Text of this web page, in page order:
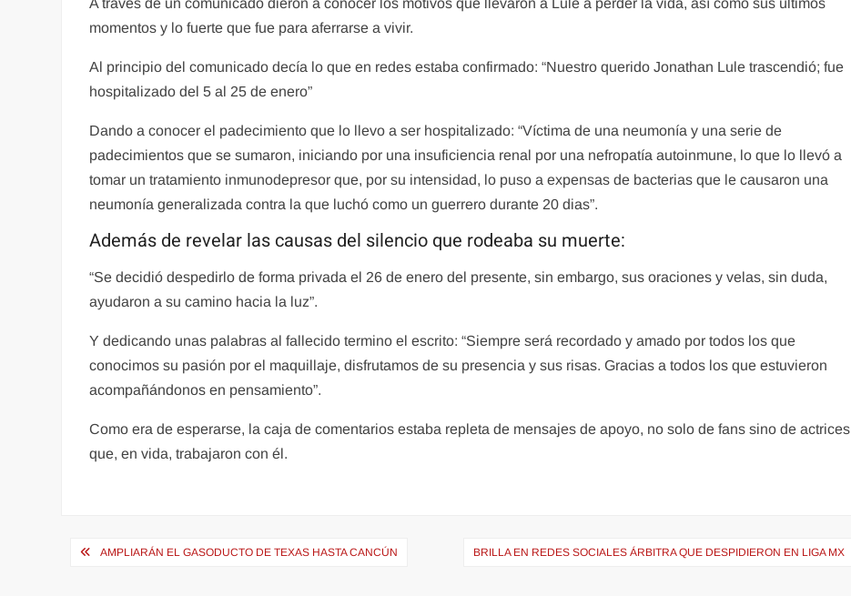
A través de un comunicado dieron a conocer los motivos que llevaron a Lule a perder la vida, así como sus últimos
momentos y lo fuerte que fue para aferrarse a vivir.
Al principio del comunicado decía lo que en redes estaba confirmado: “Nuestro querido Jonathan Lule trascendió; fue
hospitalizado del 5 al 25 de enero”
Dando a conocer el padecimiento que lo llevo a ser hospitalizado: “Víctima de una neumonía y una serie de
padecimientos que se sumaron, iniciando por una insuficiencia renal por una nefropatía autoinmune, lo que lo llevó a
tomar un tratamiento inmunodepresor que, por su intensidad, lo puso a expensas de bacterias que le causaron una
neumonía generalizada contra la que luchó como un guerrero durante 20 dias”.
Además de revelar las causas del silencio que rodeaba su muerte:
“Se decidió despedirlo de forma privada el 26 de enero del presente, sin embargo, sus oraciones y velas, sin duda,
ayudaron a su camino hacia la luz”.
Y dedicando unas palabras al fallecido termino el escrito: “Siempre será recordado y amado por todos los que
conocimos su pasión por el maquillaje, disfrutamos de su presencia y sus risas. Gracias a todos los que estuvieron
acompañándonos en pensamiento”.
Como era de esperarse, la caja de comentarios estaba repleta de mensajes de apoyo, no solo de fans sino de actrices
que, en vida, trabajaron con él.
Navegación
AMPLIARÁN EL GASODUCTO DE TEXAS HASTA CANCÚN BRILLA EN REDES SOCIALES ÁRBITRA QUE DESPIDIERON EN LIGA MX